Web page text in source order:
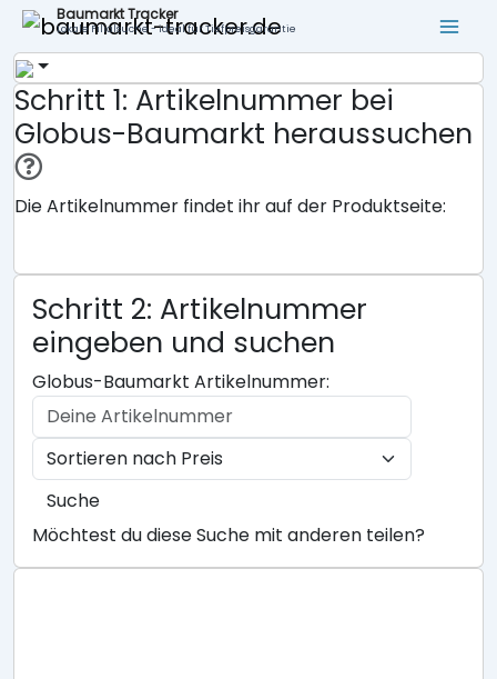
Baumarkt Tracker
Lokale Filialsuche - ideal für Tiefpreisgarantie
Schritt 1: Artikelnummer bei
Globus-Baumarkt heraussuchen
Die Artikelnummer findet ihr auf der Produktseite:
Schritt 2: Artikelnummer
eingeben und suchen
Globus-Baumarkt Artikelnummer:
Suche
Möchtest du diese Suche mit anderen teilen?